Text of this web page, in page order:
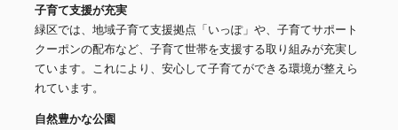
子育て支援が充実
緑区では、地域子育て支援拠点「いっぽ」や、子育てサポート
クーポンの配布など、子育て世帯を支援する取り組みが充実し
ています。これにより、安心して子育てができる環境が整えら
れています。
自然豊かな公園